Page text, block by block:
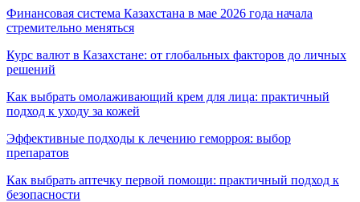
Финансовая система Казахстана в мае 2026 года начала
стремительно меняться
Курс валют в Казахстане: от глобальных факторов до личных
решений
Как выбрать омолаживающий крем для лица: практичный
подход к уходу за кожей
Эффективные подходы к лечению геморроя: выбор
препаратов
Как выбрать аптечку первой помощи: практичный подход к
безопасности